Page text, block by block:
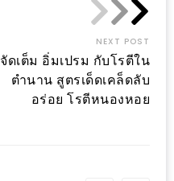
NEXT POST
จัดเต็ม อิ่มเปรม กับโรตีใน
ตำนาน สูตรเด็ดเคล็ดลับ
อร่อย โรตีหนองหอย